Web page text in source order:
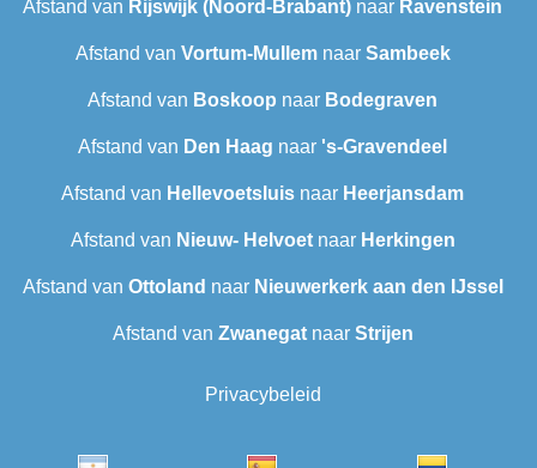
Afstand van Rijswijk (Noord-Brabant) naar Ravenstein
Afstand van Vortum-Mullemnaar Sambeek
Afstand van Boskoop naar Bodegraven
Afstand van Den Haag naar 's-Gravendeel
Afstand van Hellevoetsluis naar Heerjansdam
Afstand van Nieuw- Helvoetnaar Herkingen
Afstand van Ottoland naar Nieuwerkerk aan den IJssel
Afstand van Zwanegatnaar Strijen
Privacybeleid